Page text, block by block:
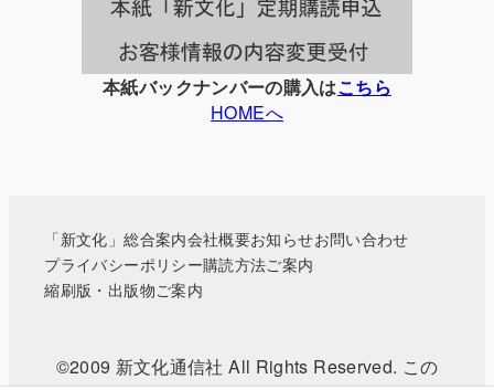
本紙バックナンバーの購入はこちら
HOMEへ
「新文化」総合案内会社概要お知らせお問い合わせ
プライバシーポリシー購読方法ご案内
縮刷版・出版物ご案内
©2009 新文化通信社 All Rights Reserved. この